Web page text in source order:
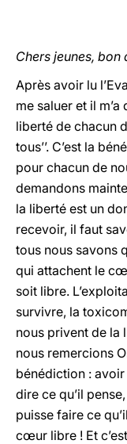
Chers jeunes, bon
Après avoir lu
me saluer et il m’a
liberté de chacun
tous’’. C’est la
pour chacun de
demandons
la liberté est un
recevoir, il faut
tous nous savons
qui attachent le
soit libre.
survivre, la
nous privent de la
nous remercions
bénédiction :
dire ce qu’il
puisse faire ce
cœur libre ! Et